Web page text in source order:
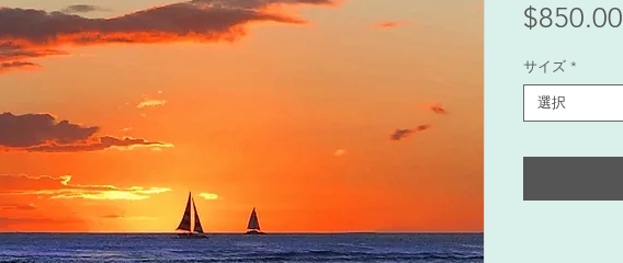
$850.00
サイズ *
選択